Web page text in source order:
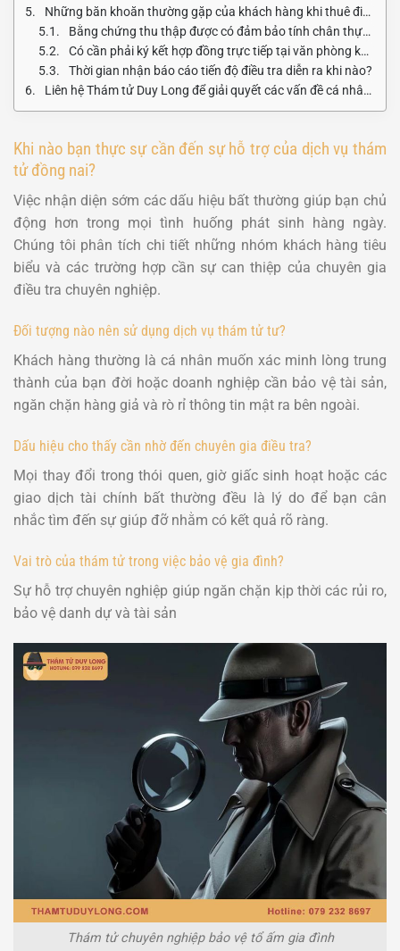
Những băn khoăn thường gặp của khách hàng khi thuê điều tra?
Bằng chứng thu thập được có đảm bảo tính chân thực không?
Có cần phải ký kết hợp đồng trực tiếp tại văn phòng không?
Thời gian nhận báo cáo tiến độ điều tra diễn ra khi nào?
Liên hệ Thám tử Duy Long để giải quyết các vấn đề cá nhân và thám tử
Khi nào bạn thực sự cần đến sự hỗ trợ của dịch vụ thám
tử đồng nai?
Việc nhận diện sớm các dấu hiệu bất thường giúp bạn chủ
động hơn trong mọi tình huống phát sinh hàng ngày.
Chúng tôi phân tích chi tiết những nhóm khách hàng tiêu
biểu và các trường hợp cần sự can thiệp của chuyên gia
điều tra chuyên nghiệp.
Đối tượng nào nên sử dụng dịch vụ thám tử tư?
Khách hàng thường là cá nhân muốn xác minh lòng trung
thành của bạn đời hoặc doanh nghiệp cần bảo vệ tài sản,
ngăn chặn hàng giả và rò rỉ thông tin mật ra bên ngoài.
Dấu hiệu cho thấy cần nhờ đến chuyên gia điều tra?
Mọi thay đổi trong thói quen, giờ giấc sinh hoạt hoặc các
giao dịch tài chính bất thường đều là lý do để bạn cân
nhắc tìm đến sự giúp đỡ nhằm có kết quả rõ ràng.
Vai trò của thám tử trong việc bảo vệ gia đình?
Sự hỗ trợ chuyên nghiệp giúp ngăn chặn kịp thời các rủi ro,
bảo vệ danh dự và tài sản
Thám tử chuyên nghiệp bảo vệ tổ ấm gia đình